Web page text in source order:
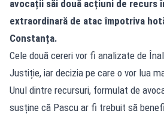
avocații săi două acțiuni de recurs
extraordinară de atac împotriva
Constanța.
Cele două cereri vor fi analizate de
Justiție, iar decizia pe care o vor lua
Unul dintre recursuri, formulat de
susține că Pascu ar fi trebuit să